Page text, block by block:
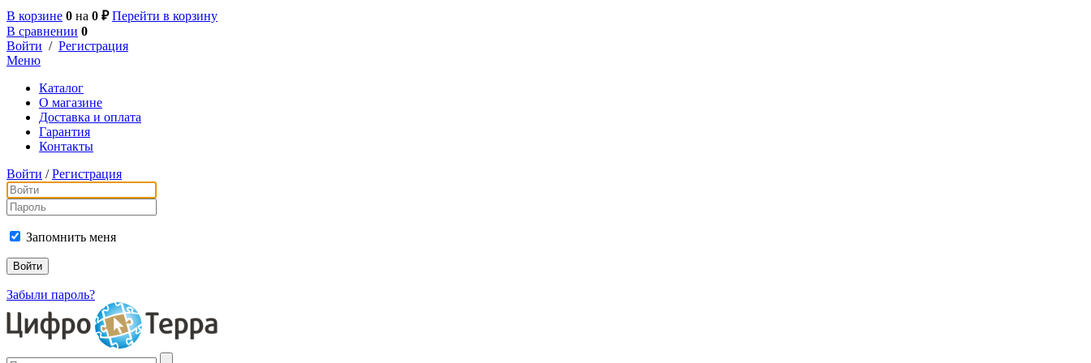
В корзине 0 на 0 ₽ Перейти в корзину
В сравнении 0
Войти / Регистрация
Меню
Каталог
О магазине
Доставка и оплата
Гарантия
Контакты
Войти / Регистрация
Запомнить меня
Забыли пароль?